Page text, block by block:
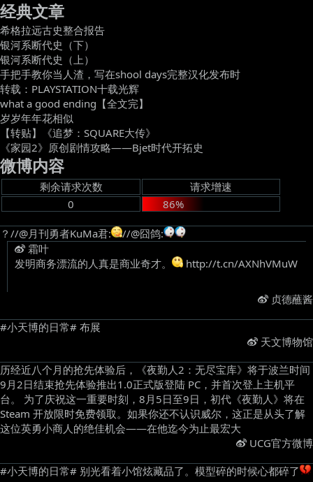
经典文章
希格拉远古史整合报告
银河系断代史（下）
银河系断代史（上）
手把手教你当人渣，写在shool days完整汉化发布时
转载：PLAYSTATION十载光辉
what a good ending【全文完】
岁岁年年花相似
【转贴】《追梦：SQUARE大传》
《家园2》原创剧情攻略——Bjet时代开拓史
微博内容
剩余请求次数
请求增速
0
86%
？//@月刊勇者KuMa君:
//@囧鸽:
霜叶
发明商务漂流的人真是商业奇才。
http://t.cn/AXNhVMuW
贞德蘸酱
#小天博的日常# 布展 ​
天文博物馆
历经近八个月的抢先体验后，《夜勤人2：无尽宝库》将于波兰时间
9月2日结束抢先体验推出1.0正式版登陆 PC，并首次登上主机平
台。 为了庆祝这一重要时刻，8月5日至9日，初代《夜勤人》将在
Steam 开放限时免费领取。如果你还不认识威尔，这正是从头了解
这位英勇小商人的绝佳机会——在他迄今为止最宏大 ​
UCG官方微博
#小天博的日常# 别光看着小馆炫藏品了。模型碎的时候心都碎了